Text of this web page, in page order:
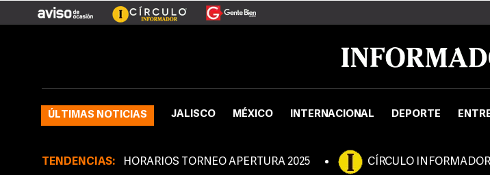
ÚLTIMAS NOTICIAS JALISCO MÉXICO INTERNACIONAL DEPORTE
TENDENCIAS: HORARIOS TORNEO APERTURA 2025 CÍRCULO INFORMADOR